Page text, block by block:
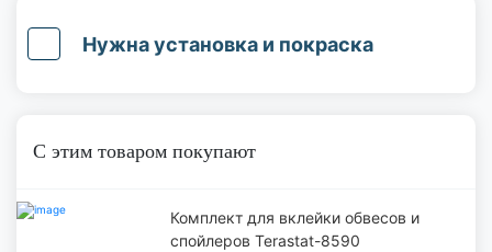
Нужна установка и покраска
С этим товаром покупают
Комплект для вклейки обвесов и
спойлеров Terastat-8590